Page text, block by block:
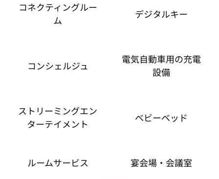
コネクティングルー
ム
デジタルキー
コンシェルジュ
電気自動車用の充電
設備
ストリーミングエン
ターテイメント
ベビーベッド
ルームサービス 宴会場・会議室